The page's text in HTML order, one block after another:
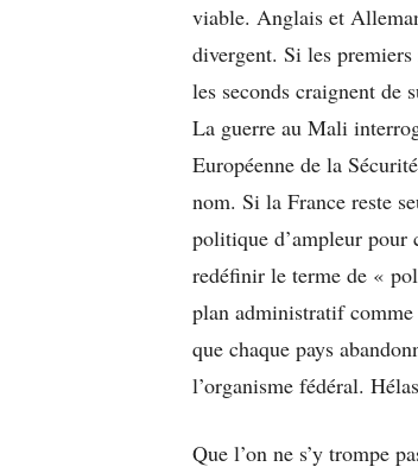
viable. Anglais et
divergent. Si les
les seconds craignent de
La guerre au Mali
Européenne de la
nom. Si la France reste
politique d’ampleur pour
redéfinir le terme de «
plan administratif
que chaque pays
l’organisme fédéral.
Que l’on ne s’y trompe